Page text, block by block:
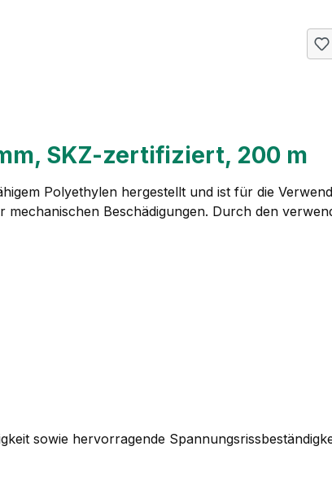
SKZ-zertifiziert, 200 m
Polyethylen hergestellt und ist für die
Beschädigungen. Durch den
sowie hervorragende